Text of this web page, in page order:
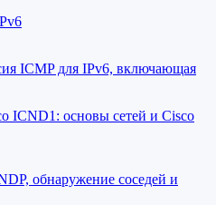
ICMP для IPv6, включающая
ICND1: основы сетей и Cisco
обнаружение соседей и